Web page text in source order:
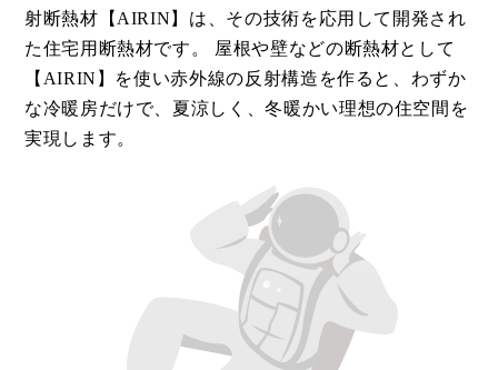
射断熱材【AIRIN】は、その技術を応用して開発され
た住宅用断熱材です。 屋根や壁などの断熱材として
【AIRIN】を使い赤外線の反射構造を作ると、わずか
な冷暖房だけで、夏涼しく、冬暖かい理想の住空間を
実現します。